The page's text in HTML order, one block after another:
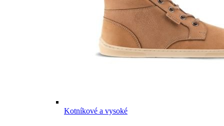
Kotníkové a vysoké